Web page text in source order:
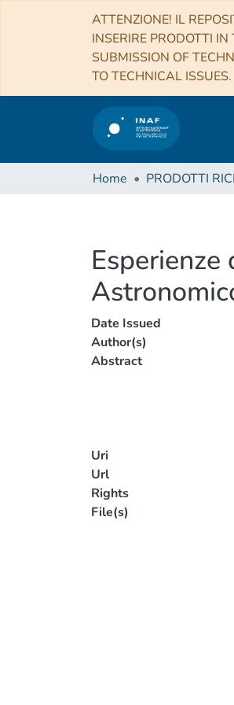
ATTENZIONE! IL
INSERIRE PRODOTTI
SUBMISSION OF
TO TECHNICAL ISSUES.
Home PRODOTTI
Date Issued
Author(s)
Abstract
Uri
Url
Rights
File(s)